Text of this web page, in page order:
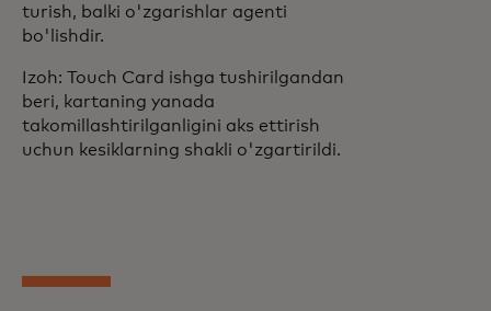
turish, balki o'zgarishlar agenti
bo'lishdir.
Izoh: Touch Card ishga tushirilgandan
beri, kartaning yanada
takomillashtirilganligini aks ettirish
uchun kesiklarning shakli o'zgartirildi.